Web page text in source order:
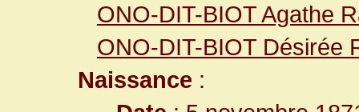
ONO-DIT-BIOT Agathe
ONO-DIT-BIOT Désirée
Naissance :